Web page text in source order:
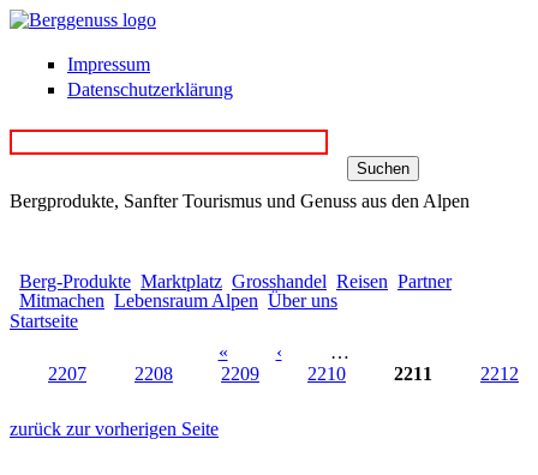
Direkt zum Inhalt
Impressum
Datenschutzerklärung
Bergprodukte, Sanfter Tourismus und Genuss aus den Alpen
Berg-Produkte Marktplatz Grosshandel Reisen Partner
Mitmachen Lebensraum Alpen Über uns
Startseite
Seiten
« ‹
…
2207
2208 2209 2210 2211 2212
zurück zur vorherigen Seite